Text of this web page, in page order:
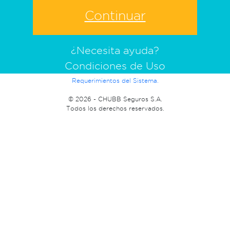
¿Necesita ayuda?
Condiciones de Uso
Requerimientos del Sistema.
© 2026 - CHUBB Seguros S.A.
Todos los derechos reservados.